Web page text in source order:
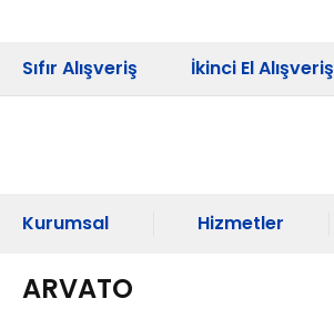
Sıfır Alışveriş İkinci El Alışveriş
Kurumsal Hizmetler
ARVATO